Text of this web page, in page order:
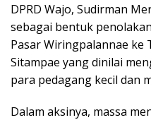
DPRD Wajo, Sudirman
sebagai bentuk
Pasar Wiringpalannae ke
Sitampae yang dinilai
para pedagang kecil dan
Dalam aksinya, massa